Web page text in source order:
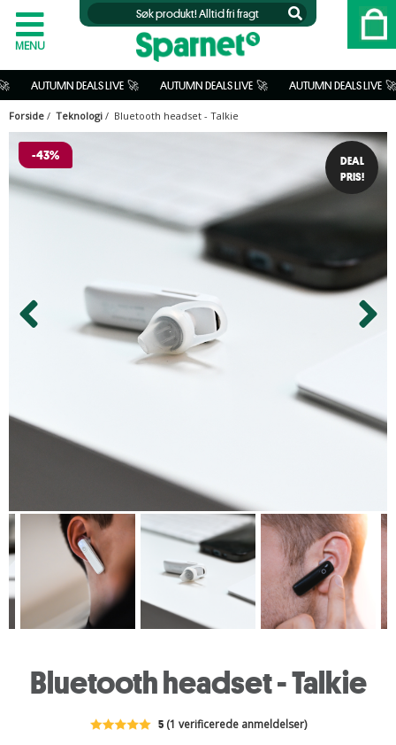
AUTUMN DEALS LIVE  🚀 AUTUMN DEALS LIVE  🚀 AUTUMN DEALS LIVE
Forside / Teknologi / Bluetooth headset - Talkie
DEAL
PRIS!
Bluetooth headset - Talkie
5(1 verificerede anmeldelser)
-43%
MENU